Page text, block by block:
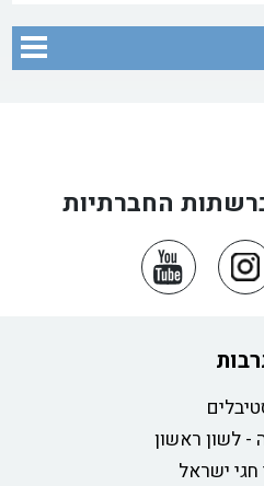
החברתיות
- לשון ראשון
חגי ישראל